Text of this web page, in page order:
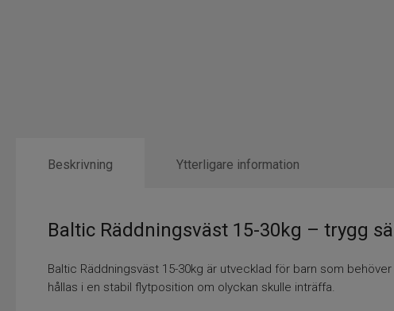
Beskrivning
Baltic Räddningsväst 15-30kg – trygg
Baltic Räddningsväst 15-30kg är utvecklad för barn som
hållas i en stabil flytposition om olyckan skulle inträffa.
Ytterligare information